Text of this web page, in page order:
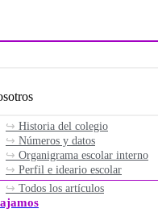
Historia del colegio
Números y datos
Organigrama escolar interno
Perfil e ideario escolar
Todos los artículos